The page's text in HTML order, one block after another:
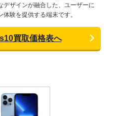
デザインが融合した、ユーザーに
験を提供する端末です。
買取価格表へ